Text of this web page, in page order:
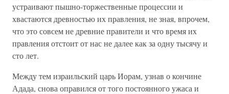
устраивают пышно-торжественные процессии и
хвастаются древностью их правления, не зная, впрочем,
что это совсем не древние правители и что время их
правления отстоит от нас не далее как за одну тысячу и
сто лет.
Между тем израильский царь Иорам, узнав о кончине
Адада, снова оправился от того постоянного ужаса и